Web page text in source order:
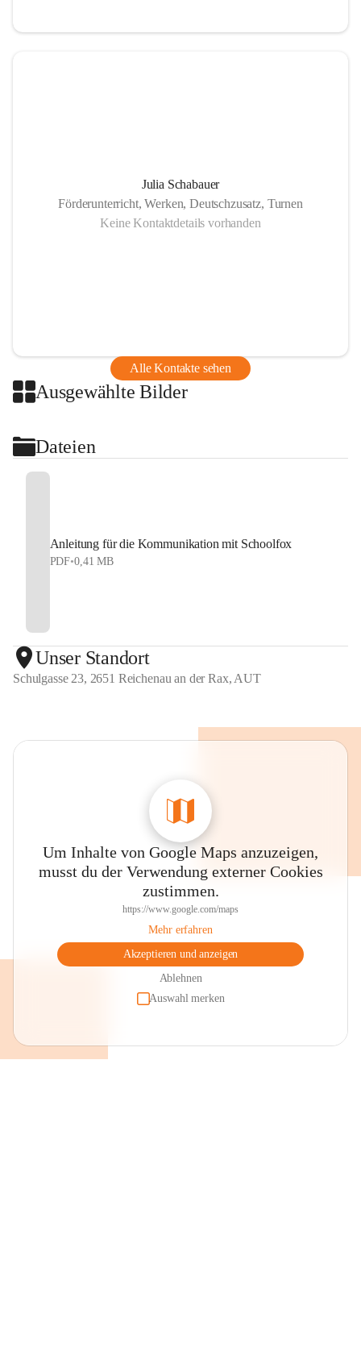
Julia Schabauer
Förderunterricht, Werken, Deutschzusatz, Turnen
Keine Kontaktdetails vorhanden
Alle Kontakte sehen
Ausgewählte Bilder
Dateien
Anleitung für die Kommunikation mit Schoolfox
PDF•0,41 MB
Unser Standort
Schulgasse 23, 2651 Reichenau an der Rax, AUT
Um Inhalte von Google Maps anzuzeigen,
musst du der Verwendung externer Cookies
zustimmen.
https://www.google.com/maps
Mehr erfahren
Akzeptieren und anzeigen
Ablehnen
Auswahl merken